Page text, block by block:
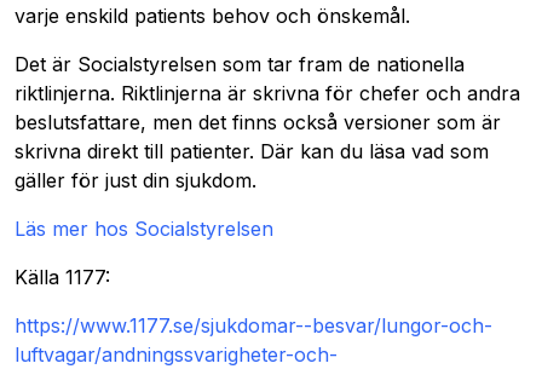
varje enskild patients behov och önskemål.
Det är Socialstyrelsen som tar fram de nationella
riktlinjerna. Riktlinjerna är skrivna för chefer och andra
beslutsfattare, men det finns också versioner som är
skrivna direkt till patienter. Där kan du läsa vad som
gäller för just din sjukdom.
Läs mer hos Socialstyrelsen
Källa 1177:
https://www.1177.se/sjukdomar--besvar/lungor-och-
luftvagar/andningssvarigheter-och-